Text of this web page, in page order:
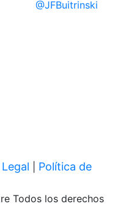
@JFBuitrinski
Política de
Todos los derechos